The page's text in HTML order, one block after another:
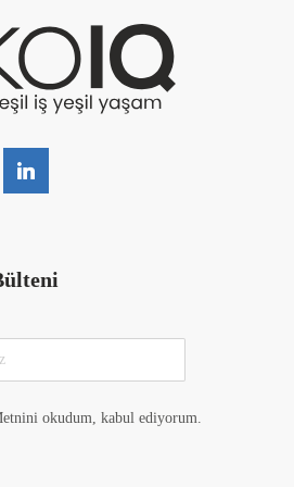
okudum, kabul ediyorum.